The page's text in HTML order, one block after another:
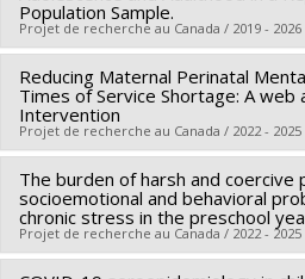
Landry,Maripier Isabelle,
Talwar,Rachel Langevin ,
Boutin
Édith Breton Magdalena
Julien Bureau,Sabrina Faleschini,
Bégin,Remy Mbanga,Michel Boivin
Sources de financement :FRQSC/
Québec - Société et culture
Programmes de subvention :
Regroupements stratégiques
Programmes de subvention :
Benoît Mâsse,Rose Marie Mara
France Capuano,Michel Boivin
Sources de financement :CRSH/
sciences humaines du Canada
Programmes de subvention :
Population Sample.
Projet de recherche au Canada / 2019 - 2026
Chercheur principal : Marie-Claude
Co-chercheurs : Richard Ernest
Isabelle Daigneault ,Isabelle
Sources de financement :
santé du Canada
Programmes de subvention :
Projet
Reducing Maternal Perinatal
Times of Service Shortage: A
Intervention
Projet de recherche au Canada / 2022 - 2025
Chercheur principal : Sylvana Côté
Co-chercheurs : Anick Bérard,
Benoît Mâsse,Isabelle Boucoiran,
Tuong Vi Nguyen
The burden of harsh and coercive
socioemotional and behavioral
chronic stress in the preschool
Projet de recherche au Canada / 2022 - 2025